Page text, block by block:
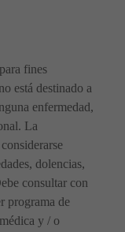
fines
está destinado a
enfermedad,
La
dolencias,
consultar con
programa de
y / o